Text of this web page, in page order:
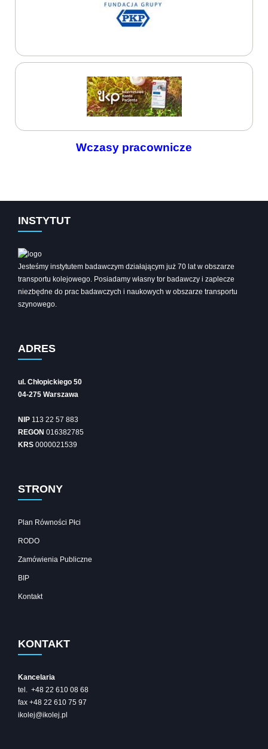
Wczasy pracownicze
INSTYTUT
Jesteśmy instytutem badawczym działającym już 70 lat w obszarze
transportu kolejowego. Posiadamy własny tor badawczy i zaplecze
niezbędne do prac badawczych i naukowych w obszarze transportu
szynowego.
ADRES
ul. Chłopickiego 50
04-275 Warszawa
NIP 113 22 57 883
REGON 016382785
KRS 0000021539
STRONY
Plan Równości Płci
RODO
Zamówienia Publiczne
BIP
Kontakt
KONTAKT
Kancelaria
tel. +48 22 610 08 68
fax +48 22 610 75 97
ikolej@ikolej.pl